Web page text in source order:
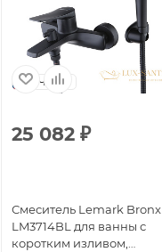
Чехия
25 082 ₽
Смеситель Lemark Bronx
LM3714BL для ванны с
коротким изливом,